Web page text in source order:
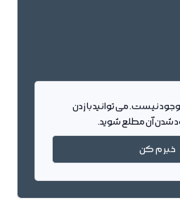
نیست. می توانید با زدن
شدن آن مطلع شوید.
خبرم کن